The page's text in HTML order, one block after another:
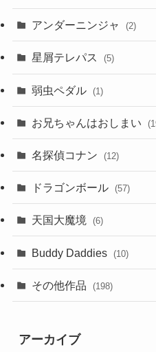
アンダーニンジャ (2)
星屑テレパス (5)
弱虫ペダル (1)
お兄ちゃんはおしまい
名探偵コナン (12)
ドラゴンボール (57)
天国大魔境 (6)
Buddy Daddies (10)
その他作品 (198)
アーカイブ